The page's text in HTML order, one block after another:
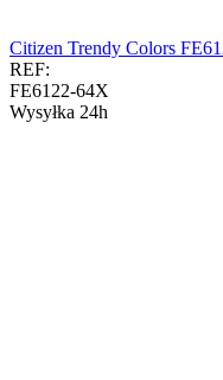
Citizen Trendy Colors
REF:
FE6122-64X
Wysyłka 24h